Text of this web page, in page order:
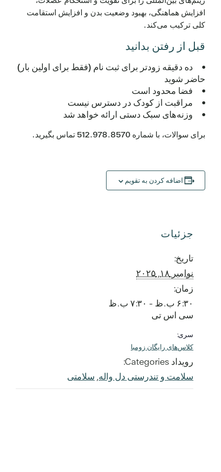
افزایش هماهنگی، بهبود وضعیت بدن و افزایش استقامت
کلی ترکیب می‌کند.
قبل از رفتن بدانید
ده دقیقه زودتر برای ثبت نام (فقط برای اولین بار)
حاضر شوید
فضا محدود است
مراقبت از کودک در دسترس نیست
وزنه‌های سبک دستی ارائه خواهد شد
برای سوالات، با شماره 512.978.8570 تماس بگیرید.
اضافه کردن به تقویم
جزئیات
تاریخ:
نوامبر ۱۸, ۲۰۲۵
زمان:
۶:۳۰ ب.ظ - ۷:۳۰ ب.ظ
سی اس تی
سری:
کلاس‌های رایگان زومبا
رویداد Categories:
سلامت و تندرستی دل واله, سلامتی